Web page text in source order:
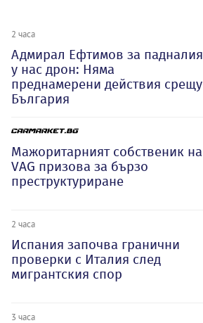
2 часа
Адмирал Ефтимов за падналия
у нас дрон: Няма
преднамерени действия срещу
България
Мажоритарният собственик на
VAG призова за бързо
преструктуриране
2 часа
Испания започва гранични
проверки с Италия след
мигрантския спор
3 часа